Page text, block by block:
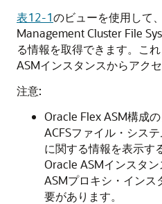
表12-1のビューを使用して
Management Cluster File
る情報を取得できます。こ
ASMインスタンスからアクセ
注意:
Oracle Flex ASM構成
ACFSファイル・シス
に関する情報を表示す
Oracle ASMインスタ
ASMプロキシ・インス
要があります。